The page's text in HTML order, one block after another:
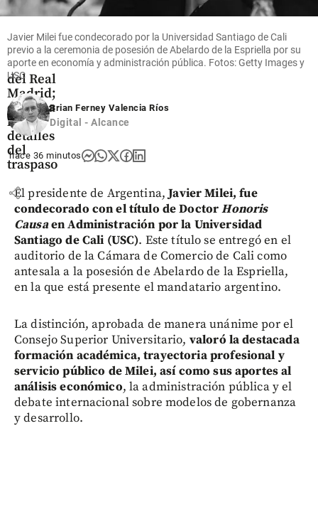
Oficial:
Diomandé
es nuevo
jugador
del Real
Madrid;
conozca
los
detalles
del
traspaso
share
Javier Milei fue condecorado por la Universidad Santiago de Cali
previo a la ceremonia de posesión de Abelardo de la Espriella por su
aporte en economía y administración pública. Fotos: Getty Images y
USC
Brian Ferney Valencia Ríos
Digital - Alcance
hace 36 minutos
El presidente de Argentina,Javier Milei, fue
condecorado con el título de DoctorHonoris
Causaen Administración por la Universidad
Santiago de Cali (USC). Este título se entregó en el
auditorio de la Cámara de Comercio de Cali como
antesala a la posesión de Abelardo de la Espriella,
en la que está presente el mandatario argentino.
La distinción, aprobada de manera unánime por el
Consejo Superior Universitario, valoró la destacada
formación académica, trayectoria profesional y
servicio público de Milei, así como sus aportes al
análisis económico, la administración pública y el
debate internacional sobre modelos de gobernanza
y desarrollo.